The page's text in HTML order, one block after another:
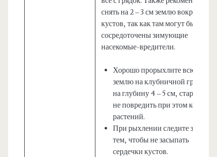
снять на 2 – 3 см землю вокруг
кустов, так как там могут быть
сосредоточены зимующие
насекомые-вредители.
Хорошо прорыхлите всю
землю на клубничной грядке
на глубину 4 – 5 см, стараясь
не повредить при этом корни
растений.
При рыхлении следите за
тем, чтобы не засыпать
сердечки кустов.